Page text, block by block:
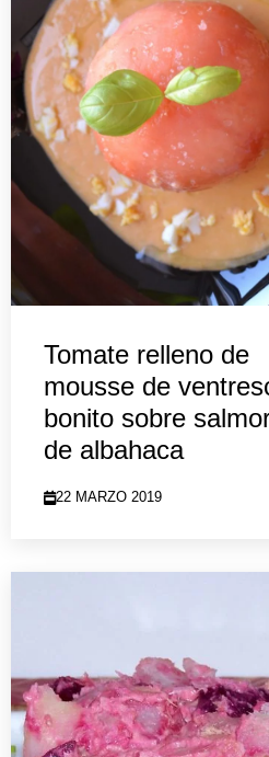
Tomate relleno de
mousse de
bonito sobre
de albahaca
22 MARZO 2019